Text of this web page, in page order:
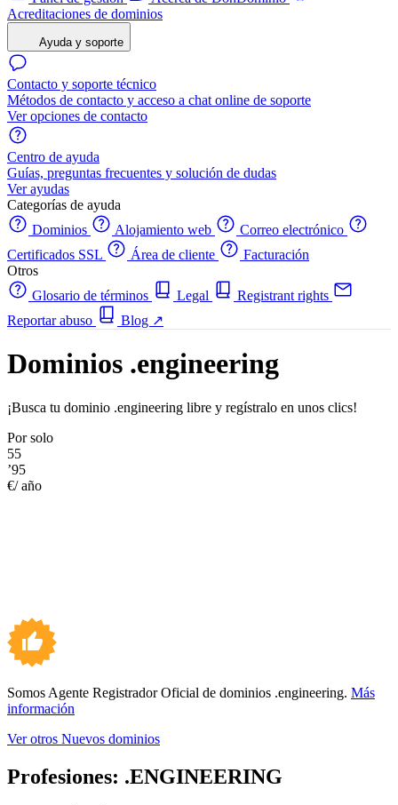
Acreditaciones de dominios
Ayuda y soporte
Contacto y soporte técnico
Métodos de contacto y acceso a chat online de soporte
Ver opciones de contacto
Centro de ayuda
Guías, preguntas frecuentes y solución de dudas
Ver ayudas
Categorías de ayuda
Dominios
Alojamiento web
Correo electrónico
Certificados SSL
Área de cliente
Facturación
Otros
Glosario de términos
Legal
Registrant rights
Reportar abuso
Blog ↗
Dominios .engineering
¡Busca tu dominio .engineering libre y regístralo en unos clics!
Por solo
55
’95
€/ año
Somos Agente Registrador Oficial de dominios .engineering. Más
información
Ver otros Nuevos dominios
Profesiones: .ENGINEERING